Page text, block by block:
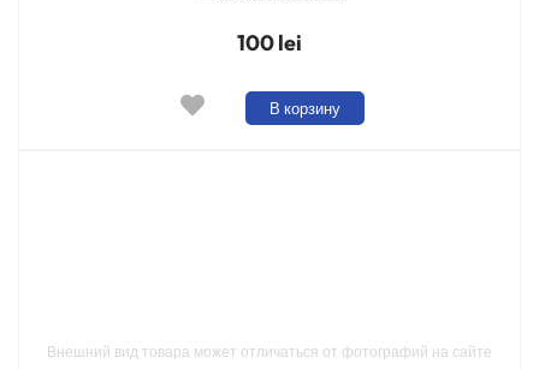
100 lei
В корзину
Внешний вид товара может отличаться от фотографий на сайте